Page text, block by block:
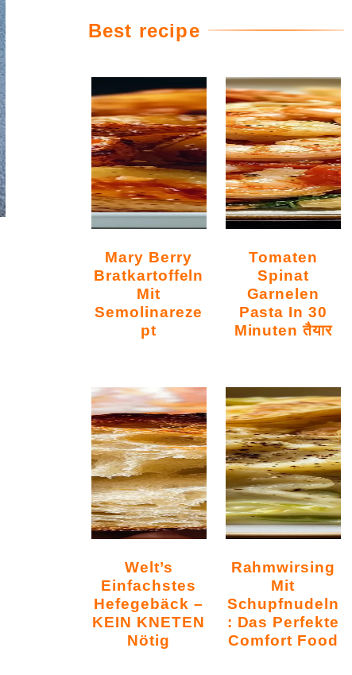
Best recipe
Mary Berry
Bratkartoffeln
Mit
Semolinareze
Pt
Tomaten
Spinat
Garnelen
Pasta In 30
Minuten तैयार
Welt’s
Einfachstes
Hefegebäck –
KEIN KNETEN
Nötig
Rahmwirsing
Mit
Schupfnudeln
: Das Perfekte
Comfort Food